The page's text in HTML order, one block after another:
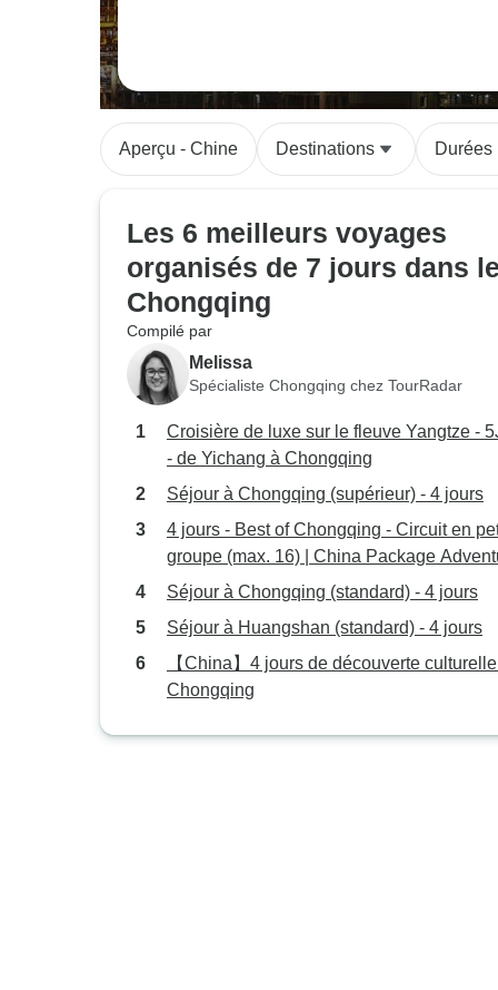
Aperçu - Chine Destinations Durées
Les 6 meilleurs voyages
organisés de 7 jours dans
Chongqing
Compilé par
Melissa
Spécialiste Chongqing chez TourRadar
Croisière de luxe sur le fleuve Yangtze -
- de Yichang à Chongqing
Séjour à Chongqing (supérieur) - 4 jours
4 jours - Best of Chongqing - Circuit en
groupe (max. 16) | China Package
Séjour à Chongqing (standard) - 4 jours
Séjour à Huangshan (standard) - 4 jours
【China】4 jours de découverte
Chongqing